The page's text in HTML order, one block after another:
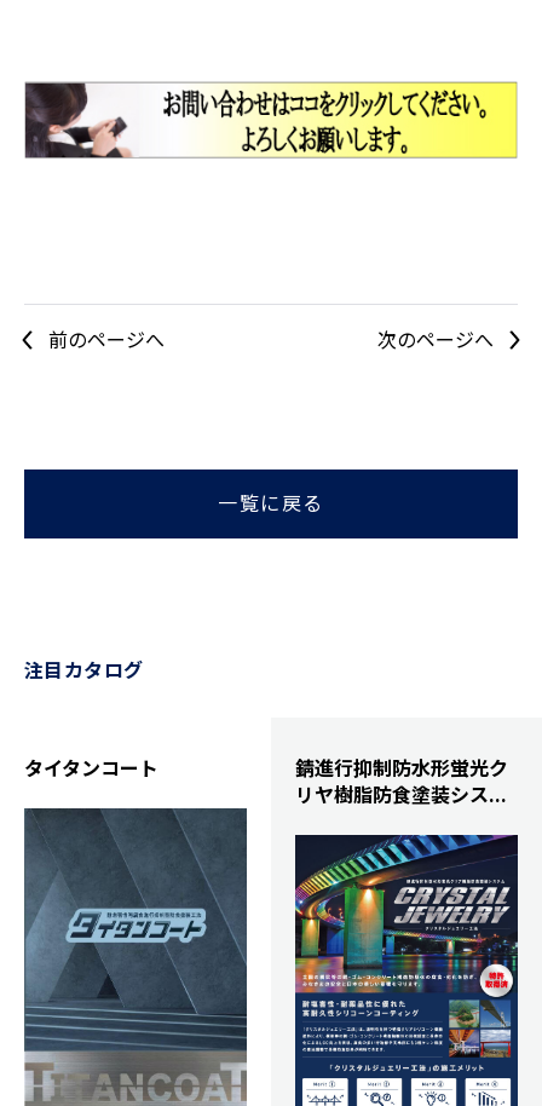
前のページへ 次のページへ
一覧に戻る
注目カタログ
タイタンコート
錆進行抑制防水形蛍光ク
リヤ樹脂防食塗装シス...